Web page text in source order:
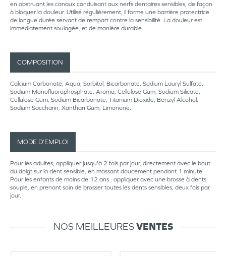
en obstruant les canaux conduisant aux nerfs dentaires sensibles, de façon
à bloquer la douleur. Utilisé régulièrement, il forme une barrière protectrice
de longue durée servant de rempart contre la sensibilité. La douleur est
immédiatement soulagée, et de manière durable.
COMPOSITION
Calcium Carbonate, Aqua, Sorbitol, Bicarbonate, Sodium Lauryl Sulfate,
Sodium Monofluorophosphate, Aroma, Cellulose Gum, Sodium Silicate,
Cellulose Gum, Sodium Bicarbonate, Titanium Dioxide, Benzyl Alcohol,
Sodium Saccharin, Xanthan Gum, Limonene.
MODE D’EMPLOI
Pour les adultes, appliquer jusqu'à 2 fois par jour, directement avec le bout
du doigt sur la dent sensible, en massant doucement pendant 1 minute.
Pour les enfants de moins de 12 ans : appliquer avec une brosse à dents
souple, en prenant soin de brosser toutes les dents sensibles, deux fois par
jour.
NOS MEILLEURESVENTES